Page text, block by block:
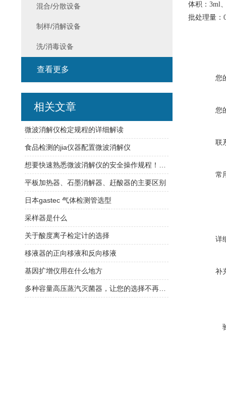
体积：3ml
批处理量：
您
您
联
常
详
补
混合/分散设备
制样/消解设备
洗/消毒设备
查看更多
相关文章
微波消解仪检定规程的详细解读
食品检测的jia仪器配置微波消解仪
平板加热器、石墨消解器、赶酸器的主要区别
日本gastec 气体检测管选型
采样器是什么
关于酸度离子检定计的选择
移液器的正向移液和反向移液
基因扩增仪用在什么地方